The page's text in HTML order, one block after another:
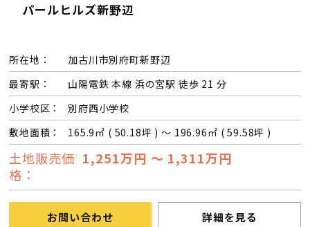
パールヒルズ新野辺
所在地：
加古川市別府町新野辺
最寄駅：
山陽電鉄 本線 浜の宮駅 徒歩 21 分
小学校区：
別府西小学校
敷地面積：
165.9㎡ ( 50.18坪 ) ～ 196.96㎡ ( 59.58坪 )
土地販売価
格：
1,251万円 ～ 1,311万円
お問い合わせ 詳細を見る